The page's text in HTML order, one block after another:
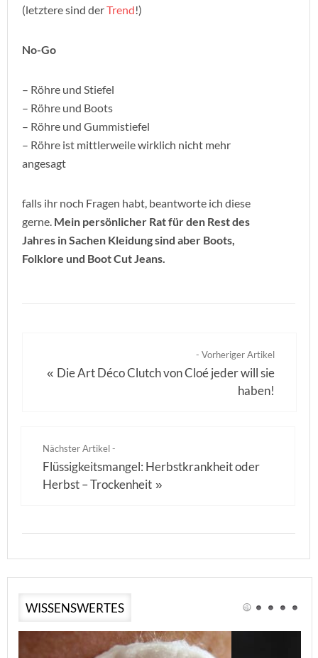
(letztere sind derTrend!)
No-Go
– Röhre und Stiefel
– Röhre und Boots
– Röhre und Gummistiefel
– Röhre ist mittlerweile wirklich nicht mehr
angesagt
falls ihr noch Fragen habt, beantworte ich diese
gerne. Mein persönlicher Rat für den Rest des
Jahres in Sachen Kleidung sind aber Boots,
Folklore und Boot Cut Jeans.
- Vorheriger Artikel
« Die Art Déco Clutch von Cloé jeder will sie
haben!
Nächster Artikel -
Flüssigkeitsmangel: Herbstkrankheit oder
Herbst – Trockenheit »
WISSENSWERTES